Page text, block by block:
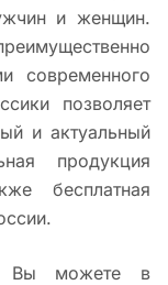
и женщин.
современного
позволяет
и актуальный
продукция
бесплатная
Вы можете в